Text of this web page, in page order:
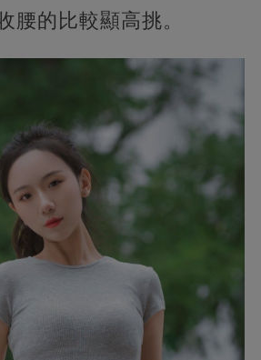
腰的比較顯高挑。